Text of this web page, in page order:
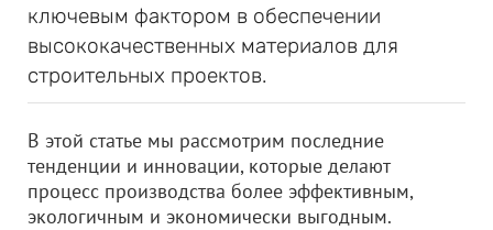
ключевым фактором в обеспечении
высококачественных материалов для
строительных проектов.
В этой статье мы рассмотрим последние
тенденции и инновации, которые делают
процесс производства более эффективным,
экологичным и экономически выгодным.